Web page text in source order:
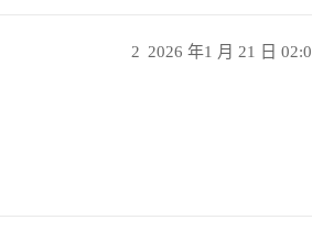
2026 年1 月 21 日
2